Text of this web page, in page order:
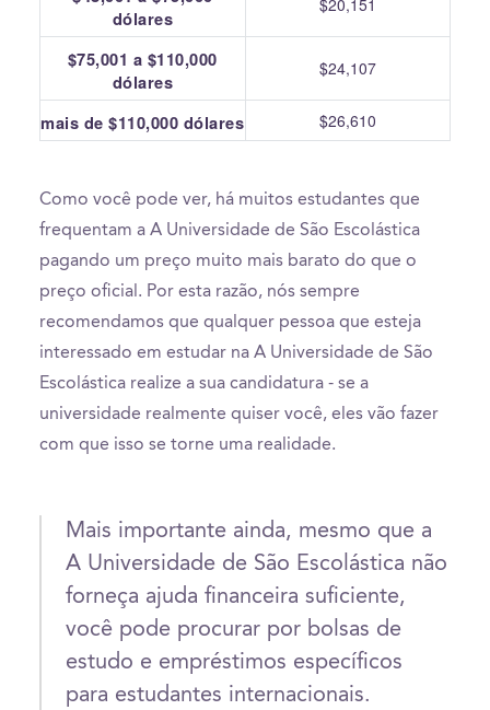
dólares
$75,001 a $110,000
dólares
$24,107
mais de $110,000 dólares $26,610
Como você pode ver, há muitos estudantes que
frequentam a A Universidade de São Escolástica
pagando um preço muito mais barato do que o
preço oficial. Por esta razão, nós sempre
recomendamos que qualquer pessoa que esteja
interessado em estudar na A Universidade de São
Escolástica realize a sua candidatura - se a
universidade realmente quiser você, eles vão fazer
com que isso se torne uma realidade.
Mais importante ainda, mesmo que a
A Universidade de São Escolástica não
forneça ajuda financeira suficiente,
você pode procurar por bolsas de
estudo e empréstimos específicos
para estudantes internacionais.